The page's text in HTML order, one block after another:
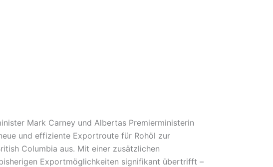
Mark Carney und Albertas Premierministerin
und effiziente Exportroute für Rohöl zur
Columbia aus. Mit einer zusätzlichen
Exportmöglichkeiten signifikant übertrifft –